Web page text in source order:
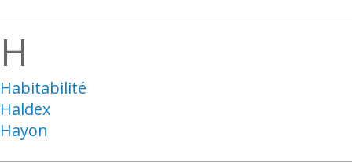
H
Habitabilité
Haldex
Hayon